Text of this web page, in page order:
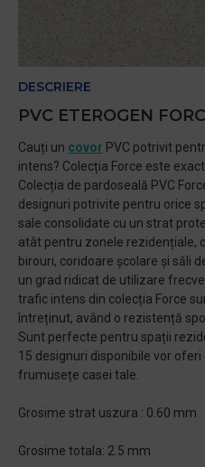
DESCRIERE
PVC ETEROGEN
Cauți un covor PVC potrivit
intens? Colecția Force este
Colecția de pardoseală PVC
designuri potrivite pentru orice
sale consolidate cu un strat
atât pentru zonele rezidențiale,
birouri, coridoare școlare și săli
un grad ridicat de utilizare
trafic intens din colecția Force
întreținut, având o rezistență
Sunt perfecte pentru spații
15 designuri disponibile vor
frumusețe casei tale.
Grosime strat uszura : 0.60 mm
Grosime totala: 2.5 mm